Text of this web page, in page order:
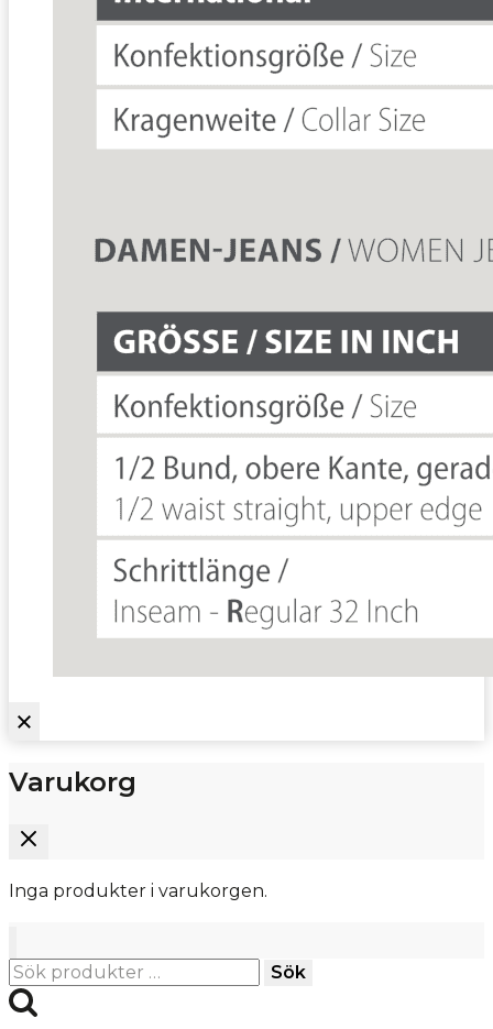
Varukorg
Inga produkter i varukorgen.
Sök
efter:
Sök